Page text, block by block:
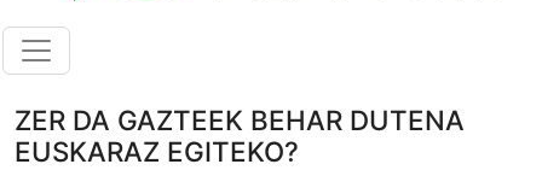
ZER DA GAZTEEK BEHAR DUTENA
EUSKARAZ EGITEKO?